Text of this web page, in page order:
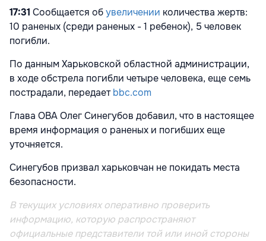
17:31 Сообщается обувеличении количества жертв:
10 раненых (среди раненых - 1 ребенок), 5 человек
погибли.
По данным Харьковской областной администрации,
в ходе обстрела погибли четыре человека, еще семь
пострадали, передаетbbc.com
Глава ОВА Олег Синегубов добавил, что в настоящее
время информация о раненых и погибших еще
уточняется.
Синегубов призвал харьковчан не покидать места
безопасности.
В текущих условиях оперативно проверить
информацию, которую распространяют
официальные представители той или иной стороны